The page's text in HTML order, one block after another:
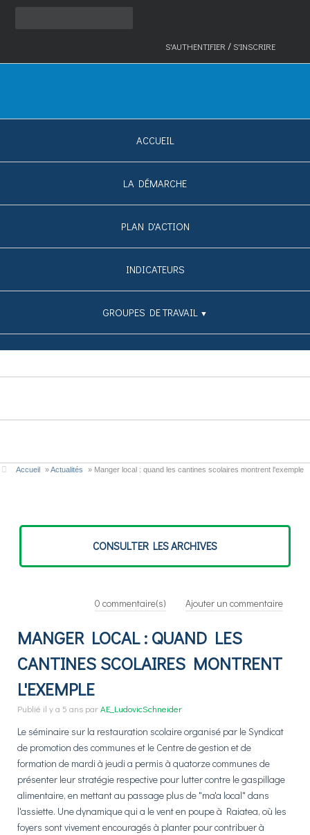
S'AUTHENTIFIER /S'INSCRIRE
ACCUEIL
LA DÉMARCHE
PLAN D'ACTION
INDICATEURS
GROUPES DE TRAVAIL ▼
Accueil »Actualités » Manger local : quand les cantines scolaires montrent l'exemple
CONSULTER LES ARCHIVES
0 commentaire(s) Ajouter un commentaire
MANGER LOCAL : QUAND LES
CANTINES SCOLAIRES MONTRENT
L'EXEMPLE
Publié il y a 5 ans parAE_LudovicSchneider
Le séminaire sur la restauration scolaire organisé par le Syndicat
de promotion des communes et le Centre de gestion et de
formation de mardi à jeudi a permis à quatorze communes de
présenter leur stratégie respective pour lutter contre le gaspillage
alimentaire, en mettant au passage plus de "ma'a local" dans
l'assiette. Une dynamique qui a le vent en poupe à Raiatea, où les
foyers sont vivement encouragés à planter pour contribuer à